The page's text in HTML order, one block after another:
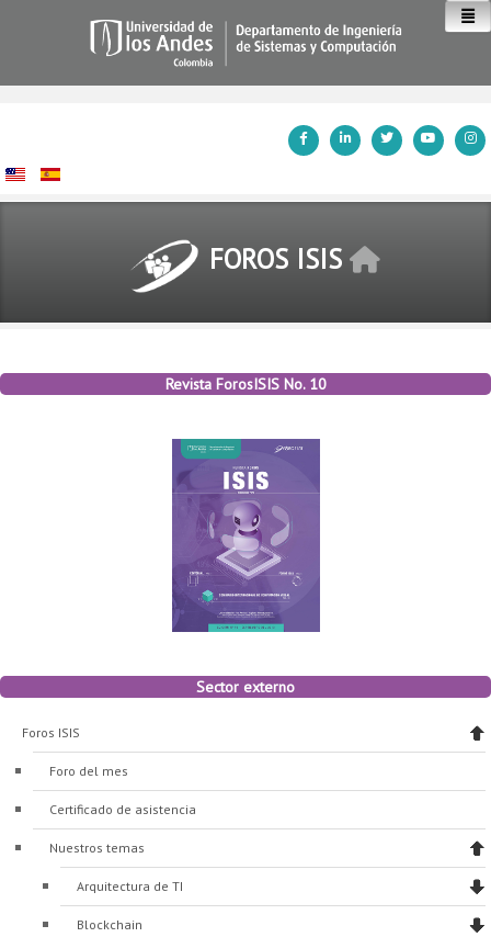
FOROS ISIS
Revista ForosISIS No. 10
Sector externo
Foros ISIS
Foro del mes
Certificado de asistencia
Nuestros temas
Arquitectura de TI
Blockchain